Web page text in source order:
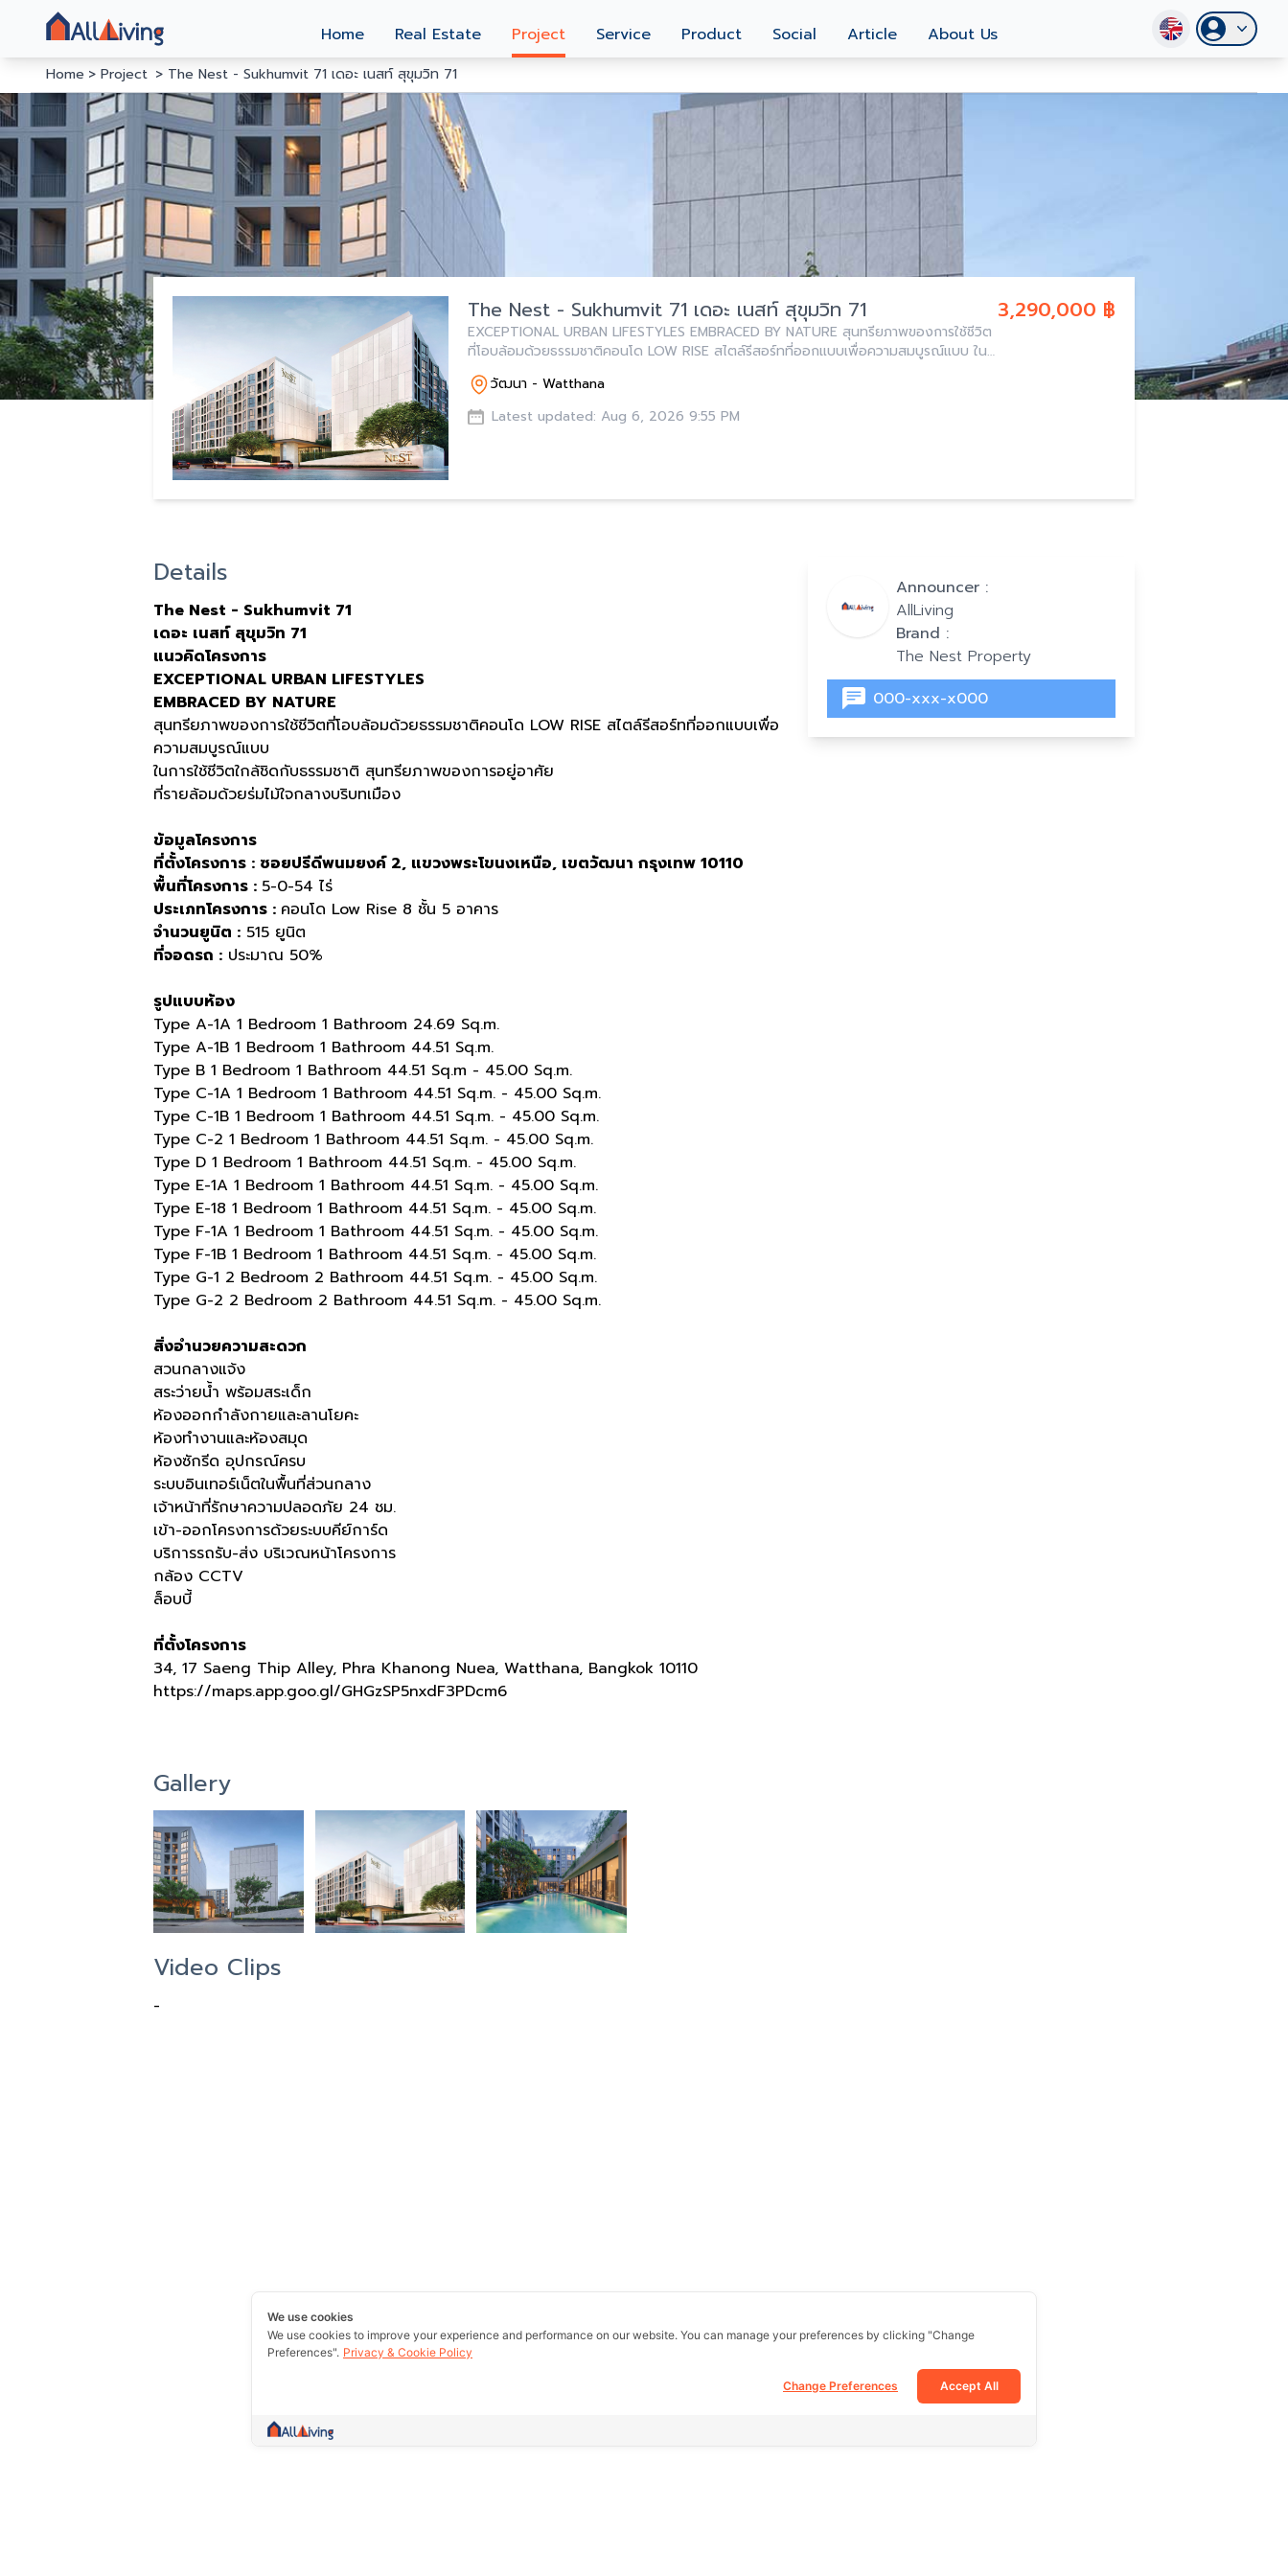
Home Real Estate Project Service Product Social Article About Us
Home Project The Nest - Sukhumvit 71 เดอะ เนสท์ สุขุมวิท 71
3,290,000 ฿
The Nest - Sukhumvit 71 เดอะ เนสท์ สุขุมวิท 71
EXCEPTIONAL URBAN LIFESTYLES EMBRACED BY NATURE สุนทรียภาพของการใช้ชีวิต
ที่โอบล้อมด้วยธรรมชาติคอนโด LOW RISE สไตล์รีสอร์ทที่ออกแบบเพื่อความสมบูรณ์แบบ ใน
การใช้ชีวิตใกล้ชิดกับธรรมชาติ สุนทรียภาพของกา
วัฒนา - Watthana
Latest updated: Aug 6, 2026 9:55 PM
Details
The Nest - Sukhumvit 71
เดอะ เนสท์ สุขุมวิท 71
แนวคิดโครงการ
EXCEPTIONAL URBAN LIFESTYLES
EMBRACED BY NATURE
สุนทรียภาพของการใช้ชีวิตที่โอบล้อมด้วยธรรมชาติคอนโด LOW RISE สไตล์รีสอร์ทที่ออกแบบเพื่อ
ความสมบูรณ์แบบ
ในการใช้ชีวิตใกล้ชิดกับธรรมชาติ สุนทรียภาพของการอยู่อาศัย
ที่รายล้อมด้วยร่มไม้ใจกลางบริบทเมือง
ข้อมูลโครงการ
ที่ตั้งโครงการ : ซอยปรีดีพนมยงค์2, แขวงพระโขนงเหนือ, เขตวัฒนา กรุงเทพ 10110
พื้นที่โครงการ : 5-0-54 ไร่
ประเภทโครงการ : คอนโด Low Rise 8 ชั้น 5 อาคาร
จำนวนยูนิต : 515 ยูนิต
ที่จอดรถ : ประมาณ 50%
รูปแบบห้อง
Type A-1A 1 Bedroom 1 Bathroom 24.69 Sq.m.
Type A-1B 1 Bedroom 1 Bathroom 44.51 Sq.m.
Type B 1 Bedroom 1 Bathroom 44.51 Sq.m - 45.00 Sq.m.
Type C-1A 1 Bedroom 1 Bathroom 44.51 Sq.m. - 45.00 Sq.m.
Type C-1B 1 Bedroom 1 Bathroom 44.51 Sq.m. - 45.00 Sq.m.
Type C-2 1 Bedroom 1 Bathroom 44.51 Sq.m. - 45.00 Sq.m.
Type D 1 Bedroom 1 Bathroom 44.51 Sq.m. - 45.00 Sq.m.
Type E-1A 1 Bedroom 1 Bathroom 44.51 Sq.m. - 45.00 Sq.m.
Type E-18 1 Bedroom 1 Bathroom 44.51 Sq.m. - 45.00 Sq.m.
Type F-1A 1 Bedroom 1 Bathroom 44.51 Sq.m. - 45.00 Sq.m.
Type F-1B 1 Bedroom 1 Bathroom 44.51 Sq.m. - 45.00 Sq.m.
Type G-1 2 Bedroom 2 Bathroom 44.51 Sq.m. - 45.00 Sq.m.
Type G-2 2 Bedroom 2 Bathroom 44.51 Sq.m. - 45.00 Sq.m.
สิ่งอำนวยความสะดวก
สวนกลางแจ้ง
สระว่ายน้ำ พร้อมสระเด็ก
ห้องออกกำลังกายและลานโยคะ
ห้องทำงานและห้องสมุด
ห้องซักรีด อุปกรณ์ครบ
ระบบอินเทอร์เน็ตในพื้นที่ส่วนกลาง
เจ้าหน้าที่รักษาความปลอดภัย 24 ชม.
เข้า-ออกโครงการด้วยระบบคีย์การ์ด
บริการรถรับ-ส่ง บริเวณหน้าโครงการ
กล้อง CCTV
ล็อบบี้
ที่ตั้งโครงการ
34, 17 Saeng Thip Alley, Phra Khanong Nuea, Watthana, Bangkok 10110
https://maps.app.goo.gl/GHGzSP5nxdF3PDcm6
Gallery
Video Clips
-
Announcer :
AllLiving
Brand :
The Nest Property
000-xxx-x000
We use cookies
We use cookies to improve your experience and performance on our website. You can manage your preferences by clicking "Change
Preferences". Privacy & Cookie Policy
Accept All
Change Preferences